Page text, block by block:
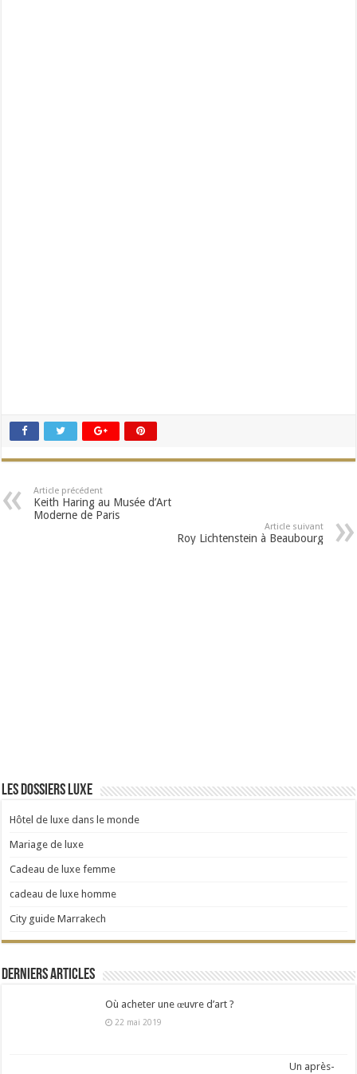
Article précédent
Keith Haring au Musée d’Art
Moderne de Paris
Article suivant
Roy Lichtenstein à Beaubourg
Les dossiers luxe
Hôtel de luxe dans le monde
Mariage de luxe
Cadeau de luxe femme
cadeau de luxe homme
City guide Marrakech
Derniers articles
Où acheter une œuvre d’art ?
22 mai 2019
Un après-